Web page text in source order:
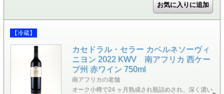
【冷蔵】
カセドラル・セラー カベルネソーヴィ
ニヨン 2022 KWV 南アフリカ 西ケー
プ州 赤ワイン 750ml
南アフリカの老舗
オーク小樽で24 ヶ月熟成され瓶詰めされ、深く濃い